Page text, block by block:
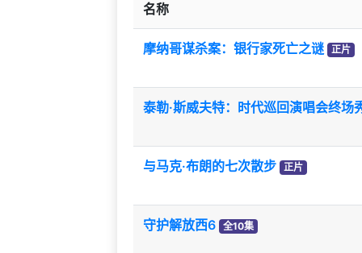
名称
摩纳哥谋杀案：银行家死亡之谜 正片
泰勒·斯威夫特：时代巡回演唱会终场
与马克·布朗的七次散步 正片
守护解放西6 全10集